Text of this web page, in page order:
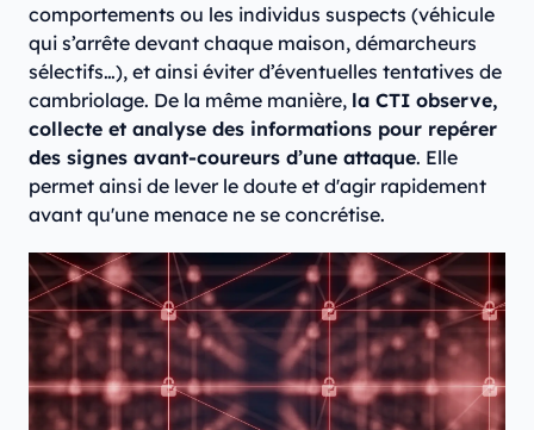
comportements ou les individus suspects (véhicule
qui s’arrête devant chaque maison, démarcheurs
sélectifs…), et ainsi éviter d’éventuelles tentatives de
cambriolage. De la même manière, la CTI observe,
collecte et analyse des informations pour repérer
des signes avant-coureurs d’une attaque. Elle
permet ainsi de lever le doute et d'agir rapidement
avant qu'une menace ne se concrétise.